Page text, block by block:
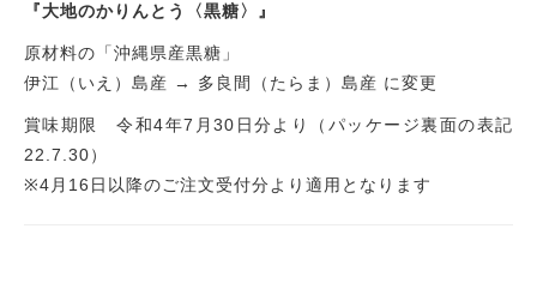
『大地のかりんとう〈黒糖〉』
原材料の「沖縄県産黒糖」
伊江（いえ）島産 → 多良間（たらま）島産 に変更
賞味期限 令和4年7月30日分より（パッケージ裏面の表記
22.7.30）
※4月16日以降のご注文受付分より適用となります